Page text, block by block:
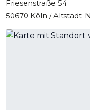
Friesenstraße 54
50670 Köln / Altstadt-